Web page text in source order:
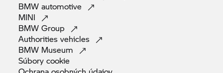
BMWautomotive
MINI
BMWGroup
Authoritiesvehicles
BMW Museum
Súborycookie